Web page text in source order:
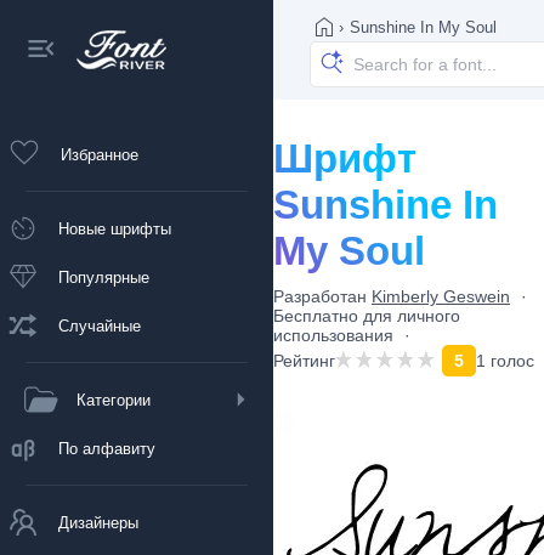
Избранное
Новые шрифты
Популярные
Случайные
Категории
По алфавиту
Дизайнеры
› Sunshine In My Soul
Шрифт
Sunshine In
My Soul
Разработан Kimberly Geswein
Бесплатно для личного
использования
Рейтинг
5 1 голос